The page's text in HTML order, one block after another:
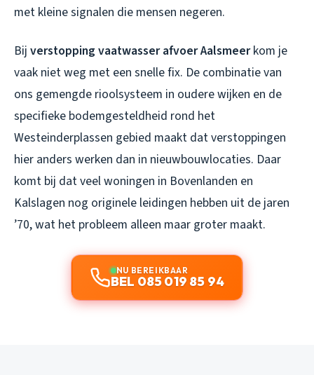
met kleine signalen die mensen negeren.
Bij verstopping vaatwasser afvoer Aalsmeerkom je
vaak niet weg met een snelle fix. De combinatie van
ons gemengde rioolsysteem in oudere wijken en de
specifieke bodemgesteldheid rond het
Westeinderplassen gebied maakt dat verstoppingen
hier anders werken dan in nieuwbouwlocaties. Daar
komt bij dat veel woningen in Bovenlanden en
Kalslagen nog originele leidingen hebben uit de jaren
’70, wat het probleem alleen maar groter maakt.
NU BEREIKBAAR
BEL 085 019 85 94